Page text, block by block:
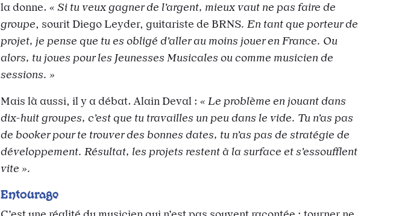
la donne. « Si tu veux gagner de l’argent, mieux vaut ne pas faire de
groupe, sourit Diego Leyder, guitariste de BRNS. En tant que porteur de
projet, je pense que tu es obligé d’aller au moins jouer en France. Ou
alors, tu joues pour les Jeunesses Musicales ou comme musicien de
sessions. »
Mais là aussi, il y a débat. Alain Deval : « Le problème en jouant dans
dix-huit groupes, c’est que tu travailles un peu dans le vide. Tu n’as pas
de booker pour te trouver des bonnes dates, tu n’as pas de stratégie de
développement. Résultat, les projets restent à la surface et s’essoufflent
vite ».
Entourage